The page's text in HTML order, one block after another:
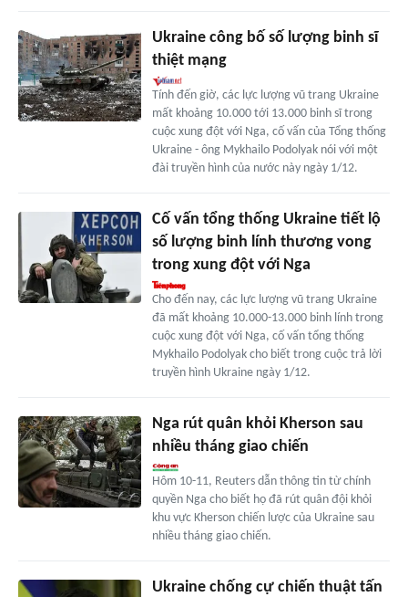
Ukraine công bố số lượng binh sĩ
thiệt mạng
Tính đến giờ, các lực lượng vũ trang Ukraine
mất khoảng 10.000 tới 13.000 binh sĩ trong
cuộc xung đột với Nga, cố vấn của Tổng thống
Ukraine - ông Mykhailo Podolyak nói với một
đài truyền hình của nước này ngày 1/12.
Cố vấn tổng thống Ukraine tiết lộ
số lượng binh lính thương vong
trong xung đột với Nga
Cho đến nay, các lực lượng vũ trang Ukraine
đã mất khoảng 10.000-13.000 binh lính trong
cuộc xung đột với Nga, cố vấn tổng thống
Mykhailo Podolyak cho biết trong cuộc trả lời
truyền hình Ukraine ngày 1/12.
Nga rút quân khỏi Kherson sau
nhiều tháng giao chiến
Hôm 10-11, Reuters dẫn thông tin từ chính
quyền Nga cho biết họ đã rút quân đội khỏi
khu vực Kherson chiến lược của Ukraine sau
nhiều tháng giao chiến.
Ukraine chống cự chiến thuật tấn